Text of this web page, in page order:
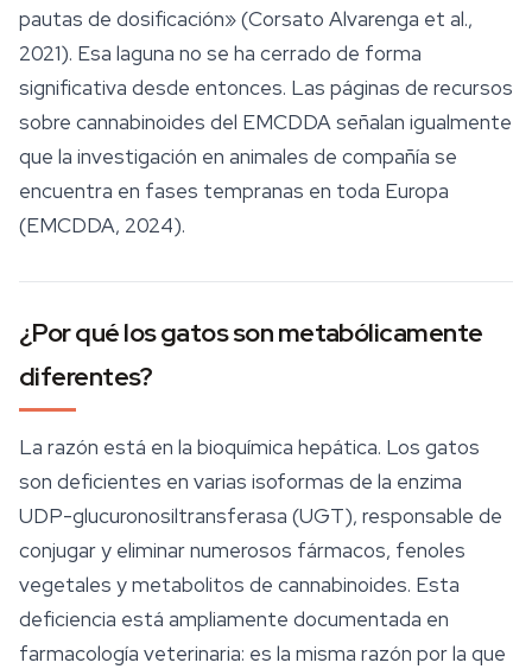
pautas de dosificación» (Corsato Alvarenga et al.,
2021). Esa laguna no se ha cerrado de forma
significativa desde entonces. Las páginas de recursos
sobre cannabinoides del EMCDDA señalan igualmente
que la investigación en animales de compañía se
encuentra en fases tempranas en toda Europa
(EMCDDA, 2024).
¿Por qué los gatos son metabólicamente
diferentes?
La razón está en la bioquímica hepática. Los gatos
son deficientes en varias isoformas de la enzima
UDP-glucuronosiltransferasa (UGT), responsable de
conjugar y eliminar numerosos fármacos, fenoles
vegetales y metabolitos de cannabinoides. Esta
deficiencia está ampliamente documentada en
farmacología veterinaria: es la misma razón por la que